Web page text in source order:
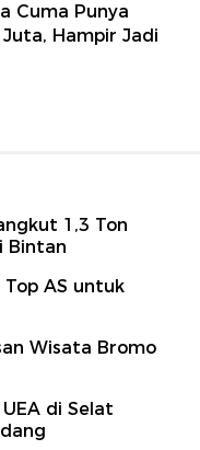
Cuma Punya
Hampir Jadi
1,3 Ton
Bintan
AS untuk
Wisata Bromo
di Selat